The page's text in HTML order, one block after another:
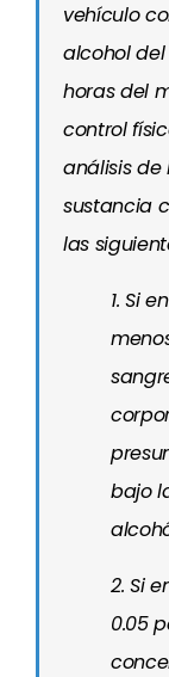
vehículo
alcohol
horas del
control
análisis de
sustancia
las
1. Si
bajo
2. Si
0.05